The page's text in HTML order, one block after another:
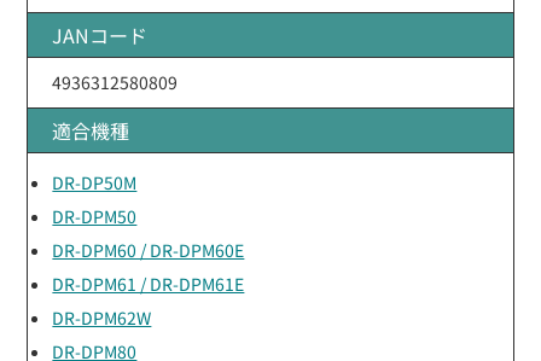
JANコード
4936312580809
適合機種
DR-DP50M
DR-DPM50
DR-DPM60 / DR-DPM60E
DR-DPM61 / DR-DPM61E
DR-DPM62W
DR-DPM80